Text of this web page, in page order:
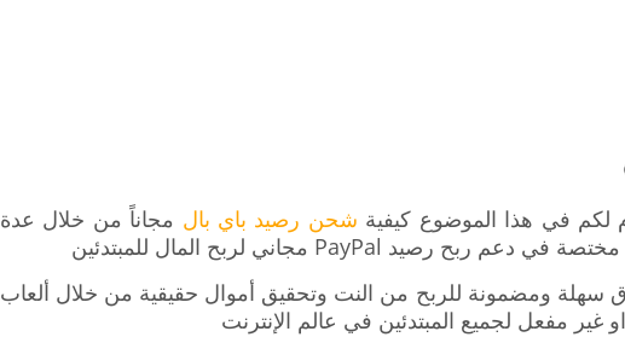
لكم في هذا الموضوع كيفية شحن رصيد باي بال مجاناً من خلال عدة
مختصة في دعم ربح رصيد PayPal مجاني لربح المال للمبتدئين
سهلة ومضمونة للربح من النت وتحقيق أموال حقيقية من خلال ألعاب